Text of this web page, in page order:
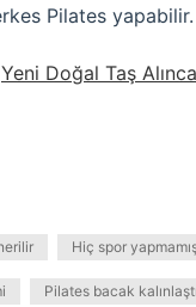
Pilates yapabilir.
Yeni Doğal Taş
Hiç spor
Pilates bacak